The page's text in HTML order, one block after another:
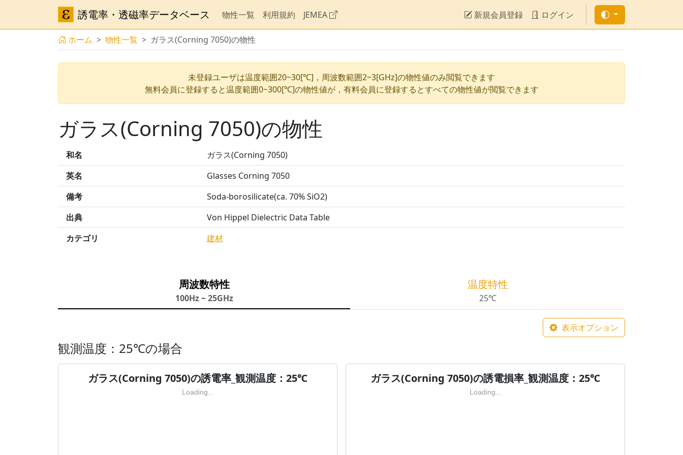
誘電率・透磁率データベース 物性一覧 利用規約 JEMEA 新規会員登録 ログイン
ホーム 物性一覧 ガラス(Corning 7050)の物性
未登録ユーザは温度範囲20~30[℃]，周波数範囲2~3[GHz]の物性値のみ閲覧できます
無料会員に登録すると温度範囲0~300[℃]の物性値が，有料会員に登録するとすべての物性値が閲覧できます
ガラス(Corning 7050)の物性
和名
ガラス(Corning 7050)
英名
Glasses Corning 7050
備考
Soda-borosilicate(ca. 70% SiO2)
出典
Von Hippel Dielectric Data Table
カテゴリ
建材
周波数特性
100Hz ~ 25GHz
温度特性
25℃
表示オプション
観測温度：25℃の場合
ガラス(Corning 7050)の誘電率_観測温度：25℃
Loading...
ガラス(Corning 7050)の誘電損率_観測温度：25℃
Loading...